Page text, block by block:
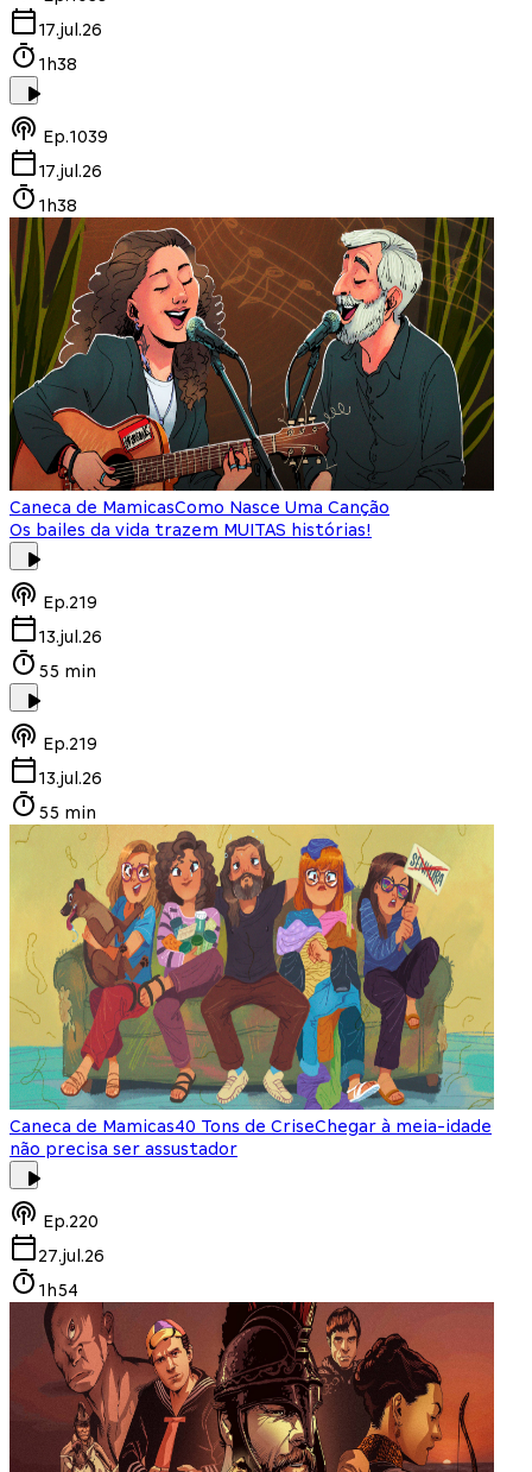
17.jul.26
1h38
Ep.1039
17.jul.26
1h38
Caneca de MamicasComo Nasce Uma Canção
Os bailes da vida trazem MUITAS histórias!
Ep.219
13.jul.26
55 min
Ep.219
13.jul.26
55 min
Caneca de Mamicas40 Tons de CriseChegar à meia-idade
não precisa ser assustador
Ep.220
27.jul.26
1h54